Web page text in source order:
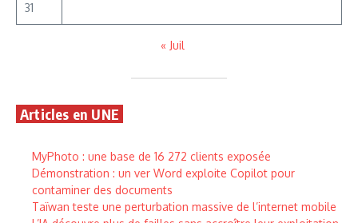
31
« Juil
Articles en UNE
MyPhoto : une base de 16 272 clients exposée
Démonstration : un ver Word exploite Copilot pour
contaminer des documents
Taïwan teste une perturbation massive de l’internet mobile